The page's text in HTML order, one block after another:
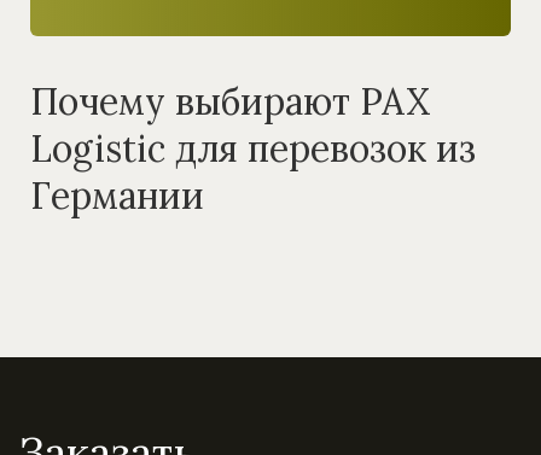
Почему выбирают PAX
Logistic для перевозок из
Германии